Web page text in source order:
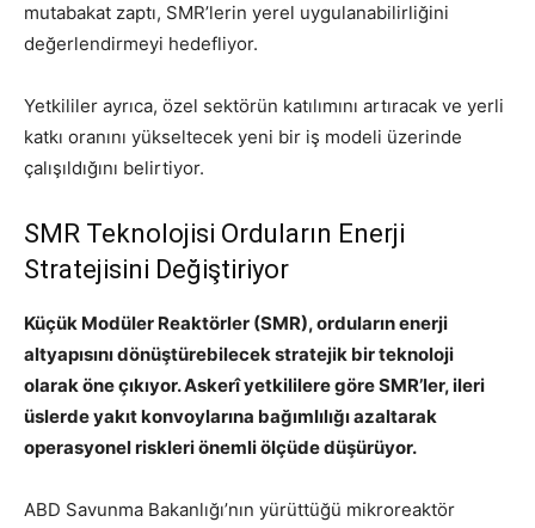
mutabakat zaptı, SMR’lerin yerel uygulanabilirliğini
değerlendirmeyi hedefliyor.
Yetkililer ayrıca, özel sektörün katılımını artıracak ve yerli
katkı oranını yükseltecek yeni bir iş modeli üzerinde
çalışıldığını belirtiyor.
SMR Teknolojisi Orduların Enerji
Stratejisini Değiştiriyor
Küçük Modüler Reaktörler (SMR), orduların enerji
altyapısını dönüştürebilecek stratejik bir teknoloji
olarak öne çıkıyor. Askerî yetkililere göre SMR’ler, ileri
üslerde yakıt konvoylarına bağımlılığı azaltarak
operasyonel riskleri önemli ölçüde düşürüyor.
ABD Savunma Bakanlığı’nın yürüttüğü mikroreaktör